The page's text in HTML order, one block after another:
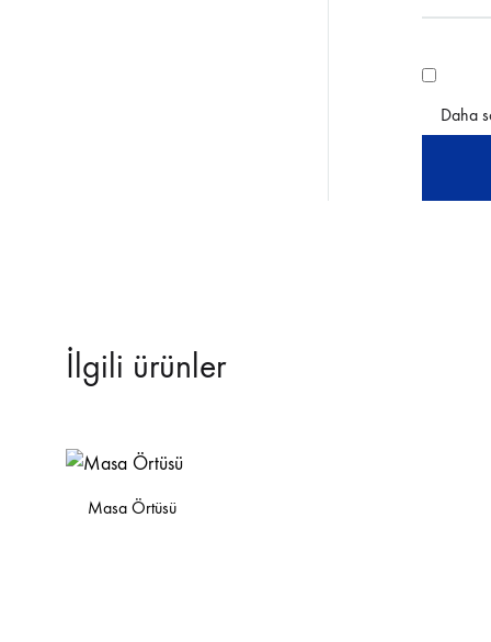
Daha
İlgili ürünler
Masa Örtüsü